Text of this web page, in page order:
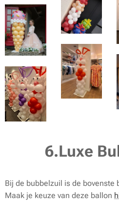
6.Luxe
Bij de bubbelzuil is de bovenste
Maak je keuze van deze ballon